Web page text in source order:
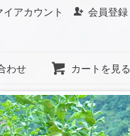
イアカウント 会員登録
わせ カートを見る